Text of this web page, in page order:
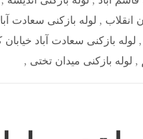
انقلاب , لوله بازکنی سعادت
, لوله بازکنی سعادت آباد
, لوله بازکنی میدان تختی ,